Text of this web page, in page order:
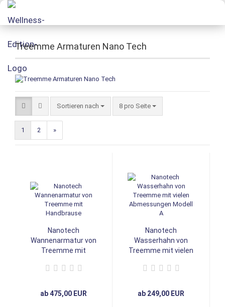
Treemme Armaturen Nano Tech
Sortieren nach 8 pro Seite
1 2 »
Nanotech
Wannenarmatur von
Treemme mit
ab 475,00 EUR
Nanotech
Wasserhahn von
Treemme mit vielen
Modell A
ab 249,00 EUR